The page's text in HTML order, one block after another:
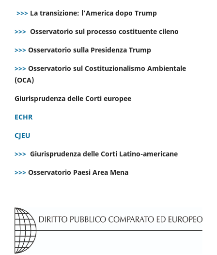
>>> La transizione: l’America dopo Trump
>>> Osservatorio sul processo costituente cileno
>>> Osservatorio sulla Presidenza Trump
>>> Osservatorio sul Costituzionalismo Ambientale
(OCA)
Giurisprudenza delle Corti europee
ECHR
CJEU
>>> Giurisprudenza delle Corti Latino-americane
>>> Osservatorio Paesi Area Mena